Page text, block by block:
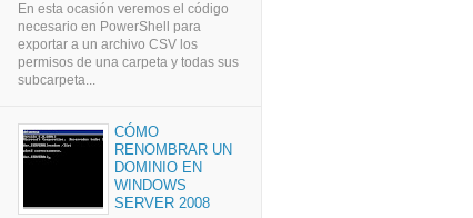
En esta ocasión veremos el código
necesario en PowerShell para
exportar a un archivo CSV los
permisos de una carpeta y todas sus
subcarpeta...
CÓMO
RENOMBRAR UN
DOMINIO EN
WINDOWS
SERVER 2008